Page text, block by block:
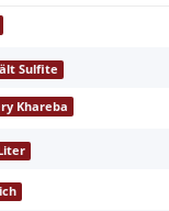
Sulfite
Khareba